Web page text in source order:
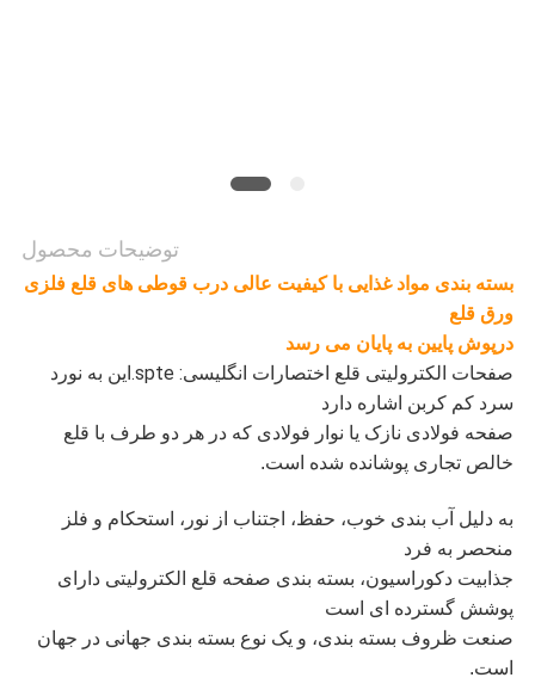
حفظ
حریم
خصوصی
توضیحات محصول
بسته بندی مواد غذایی با کیفیت عالی درب قوطی های قلع فلزی
ورق قلع
درپوش پایین به پایان می رسد
صفحات الکترولیتی قلع اختصارات انگلیسی: spte.این به نورد
سرد کم کربن اشاره دارد
صفحه فولادی نازک یا نوار فولادی که در هر دو طرف با قلع
خالص تجاری پوشانده شده است.
به دلیل آب بندی خوب، حفظ، اجتناب از نور، استحکام و فلز
منحصر به فرد
جذابیت دکوراسیون، بسته بندی صفحه قلع الکترولیتی دارای
پوشش گسترده ای است
صنعت ظروف بسته بندی، و یک نوع بسته بندی جهانی در جهان
است.